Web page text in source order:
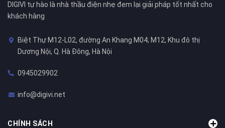
DIGIVI tự hào là nhà thầu điện nhẹ đem lại giải pháp tốt nhất cho
khách hàng
Biệt Thự M12-L02, đường An Khang M04; M12, Khu đô thị
Dương Nội, Q. Hà Đông, Hà Nội
0945029902
info@digivi.net
CHÍNH SÁCH